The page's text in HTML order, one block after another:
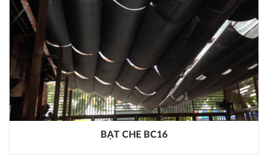
BẠT CHE BC16